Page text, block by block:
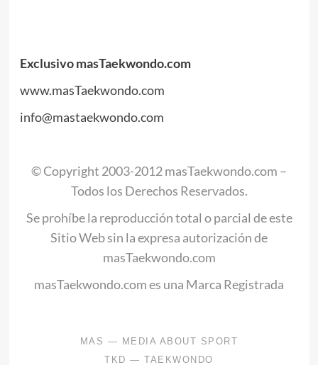
Exclusivo masTaekwondo.com
www.masTaekwondo.com
info@mastaekwondo.com
© Copyright 2003-2012 masTaekwondo.com –
Todos los Derechos Reservados.
Se prohíbe la reproducción total o parcial de este
Sitio Web sin la expresa autorización de
masTaekwondo.com
masTaekwondo.com es una Marca Registrada